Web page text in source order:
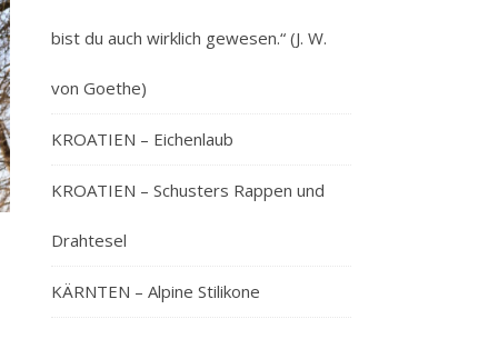
bist du auch wirklich gewesen.“ (J. W.
von Goethe)
KROATIEN – Eichenlaub
KROATIEN – Schusters Rappen und
Drahtesel
KÄRNTEN – Alpine Stilikone